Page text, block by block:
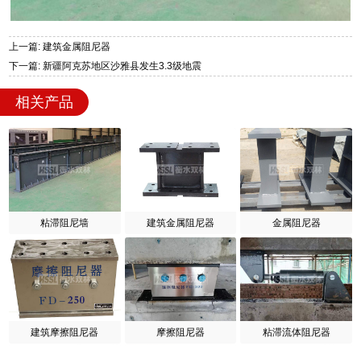
上一篇: 建筑金属阻尼器
下一篇: 新疆阿克苏地区沙雅县发生3.3级地震
相关产品
粘滞阻尼墙 建筑金属阻尼器 金属阻尼器
建筑摩擦阻尼器 摩擦阻尼器 粘滞流体阻尼器